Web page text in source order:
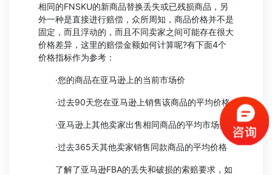
相同的FNSKU的新商品替换丢失或已残损商品，另
外一种是直接进行赔偿，众所周知，商品价格并不是
固定，而且浮动的，而且不同卖家之间可能存在很大
价格差异，这里的赔偿金额如何计算呢?有下面4个
价格指标作为参考：
·您的商品在亚马逊上的当前市场价
·过去90天您在亚马逊上销售该商品的平均价格
·亚马逊上其他卖家出售相同商品的平均市场价
·过去365天其他卖家销售同款商品的平均价格
了解了亚马逊FBA的丢失和破损的索赔要求，如